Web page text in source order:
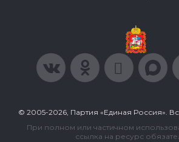
© 2005-2026, Партия «Единая Россия».
При полном или частичном
ссылка на ресурс